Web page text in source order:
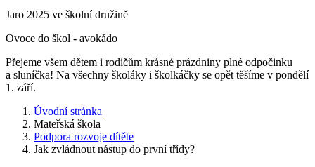
Jaro 2025 ve školní družině
Ovoce do škol - avokádo
Přejeme všem dětem i rodičům krásné prázdniny plné odpočinku
a sluníčka! Na všechny školáky i školkáčky se opět těšíme v pondělí
1. září.
Úvodní stránka
Mateřská škola
Podpora rozvoje dítěte
Jak zvládnout nástup do první třídy?